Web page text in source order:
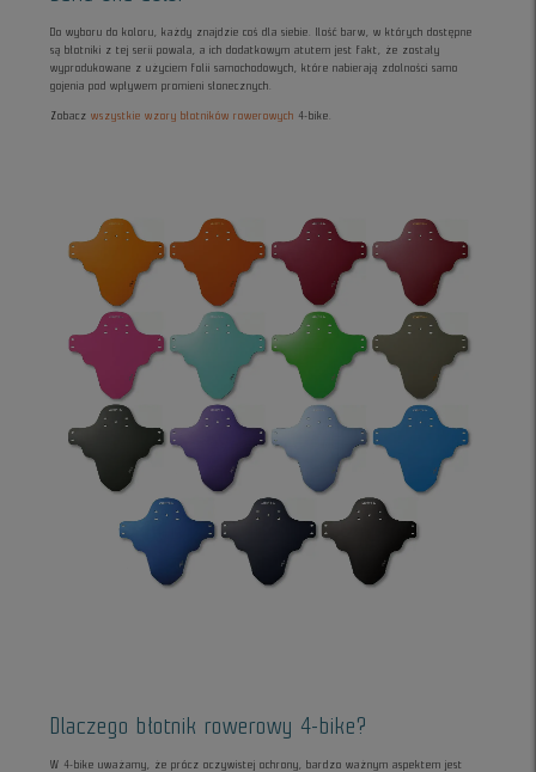
Do wyboru do koloru, każdy znajdzie coś dla siebie. Ilość barw, w których dostępne
są błotniki z tej serii powala, a ich dodatkowym atutem jest fakt, że zostały
wyprodukowane z użyciem folii samochodowych, które nabierają zdolności samo
gojenia pod wpływem promieni słonecznych.
Zobaczwszystkie wzory błotników rowerowych 4-bike.
Dlaczego błotnik rowerowy 4-bike?
W 4-bike uważamy, że prócz oczywistej ochrony, bardzo ważnym aspektem jest